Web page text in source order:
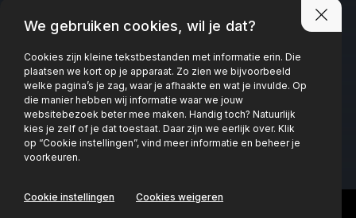
Privacy policy
We gebruiken cookies, wil je dat?
Cookies zijn kleine tekstbestanden met informatie erin. Die
plaatsen we kort op je apparaat. Zo zien we bijvoorbeeld
welke pagina’s je zag, waar je afhaakte en wat je invulde. Op
die manier hebben wij informatie waar we jouw
websitebezoek beter mee maken. Handig toch? Natuurlijk
kies je zelf of je dat toestaat. Daar zijn we eerlijk over. Klik
op “Cookie instellingen”, vind meer informatie en beheer je
voorkeuren.
Cookie instellingen Cookies weigeren